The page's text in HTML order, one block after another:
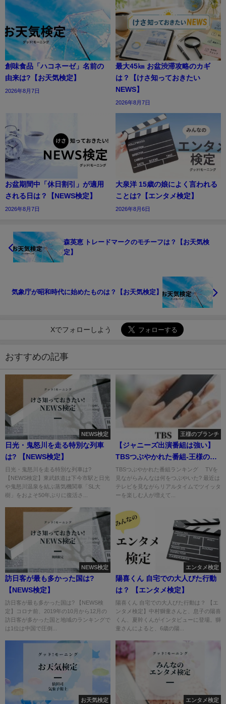
創味食品「ハコネーゼ」名前の
由来は?【お天気検定】
2026年8月7日
最大45㎞ お盆渋滞攻略のカギ
は？【けさ知っておきたい
NEWS】
2026年8月7日
お盆期間中「休日割引」が適用
される日は？【NEWS検定】
2026年8月7日
大泉洋 15歳の娘によく言われる
ことは?【エンタメ検定】
2026年8月6日
森英恵 トレードマークのモチーフは？【お天気検
定】
気象庁が昭和時代に始めたものは？【お天気検定】
Xでフォローしよう
おすすめの記事
NEWS検定
日光・鬼怒川を走る特別な列車
は? 【NEWS検定】
日光・鬼怒川を走る特別な列車は?
【NEWS検定】東武鉄道は下今市駅と日光
や鬼怒川温泉を結ぶ蒸気機関車「SL大
樹」をおよそ50年ぶりに復活さ...
王様のブランチ
【ジャニーズ出演番組は強い】
TBSつぶやかれた番組-王様のブ
ランチ-
TBSつぶやかれた番組ランキング TVを
見ながらみんなは何をつぶやいた? 最近は
テレビを見ながらリアルタイムでツイッタ
ーを楽しむ人が増えて...
NEWS検定
訪日客が最も多かった国は?
【NEWS検定】
訪日客が最も多かった国は? 【NEWS検
定】コロナ前、2019年の10月から12月の
訪日客が多かった国と地域のランキングで
は1位は中国で圧倒...
エンタメ検定
陽喜くん 自宅での大人びた行動
は？ 【エンタメ検定】
陽喜くん 自宅での大人びた行動は？ 【エ
ンタメ検定】中村獅童さんと、息子の陽喜
くん、夏幹くんがインタビューに登場。獅
童さんによると、6歳の陽...
お天気検定 エンタメ検定